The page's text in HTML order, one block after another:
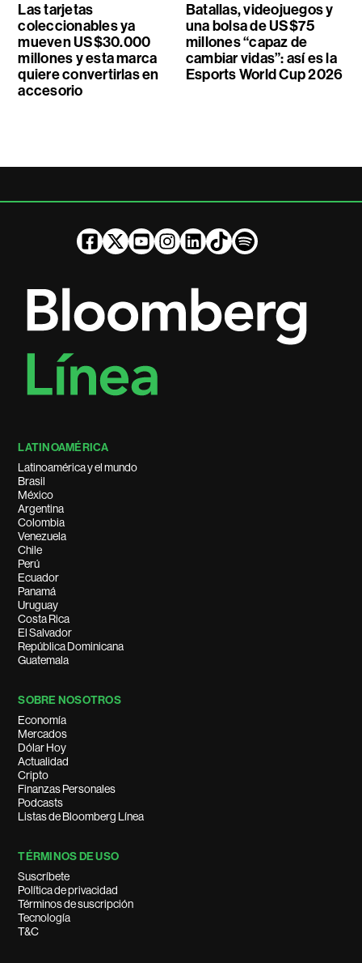
Las tarjetas
coleccionables ya
mueven US$30.000
millones y esta marca
quiere convertirlas en
accesorio
Batallas, videojuegos y
una bolsa de US$75
millones “capaz de
cambiar vidas”: así es la
Esports World Cup 2026
LATINOAMÉRICA
Latinoamérica y el mundo
Brasil
México
Argentina
Colombia
Venezuela
Chile
Perú
Ecuador
Panamá
Uruguay
Costa Rica
El Salvador
República Dominicana
Guatemala
SOBRE NOSOTROS
Economía
Mercados
Dólar Hoy
Actualidad
Cripto
Finanzas Personales
Podcasts
Listas de Bloomberg Línea
TÉRMINOS DE USO
Suscríbete
Política de privacidad
Términos de suscripción
Tecnología
T&C